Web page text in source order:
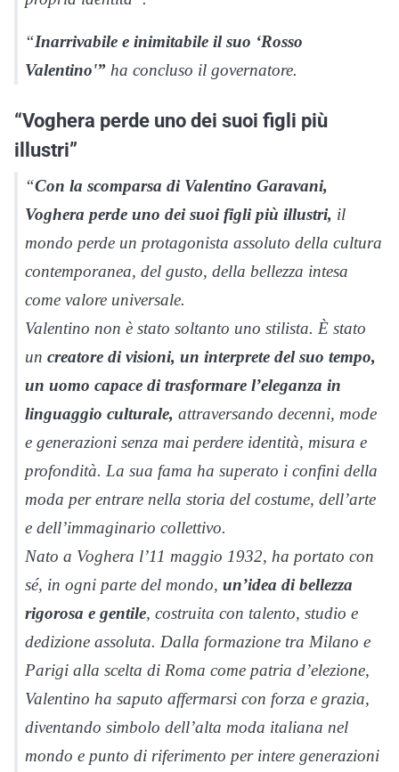
“Inarrivabile e inimitabile il suo ‘Rosso
Valentino'” ha concluso il governatore.
“Voghera perde uno dei suoi figli più
illustri”
“Con la scomparsa di Valentino Garavani,
Voghera perde uno dei suoi figli più illustri, il
mondo perde un protagonista assoluto della cultura
contemporanea, del gusto, della bellezza intesa
come valore universale.
Valentino non è stato soltanto uno stilista. È stato
un creatore di visioni, un interprete del suo tempo,
un uomo capace di trasformare l’eleganza in
linguaggio culturale, attraversando decenni, mode
e generazioni senza mai perdere identità, misura e
profondità. La sua fama ha superato i confini della
moda per entrare nella storia del costume, dell’arte
e dell’immaginario collettivo.
Nato a Voghera l’11 maggio 1932, ha portato con
sé, in ogni parte del mondo, un’idea di bellezza
rigorosa e gentile, costruita con talento, studio e
dedizione assoluta. Dalla formazione tra Milano e
Parigi alla scelta di Roma come patria d’elezione,
Valentino ha saputo affermarsi con forza e grazia,
diventando simbolo dell’alta moda italiana nel
mondo e punto di riferimento per intere generazioni